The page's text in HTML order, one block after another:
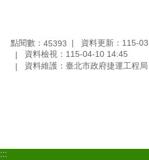
點閱數： 45393
資料更新：115-
資料檢視：115-04-10 14:45
資料維護：臺北市政府捷運工程局
:::